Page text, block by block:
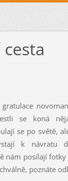
se koná
se po světě,
k návratu
nám posílají
poznáte